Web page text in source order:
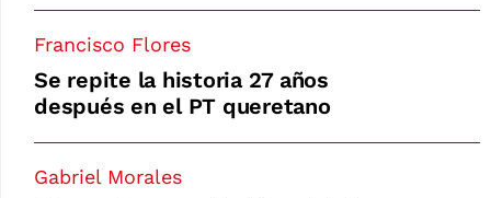
Francisco Flores
Se repite la historia 27 años
después en el PT queretano
Gabriel Morales